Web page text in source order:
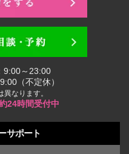
9:00～23:00
（不定休）
なります。
24時間受付中
サポート